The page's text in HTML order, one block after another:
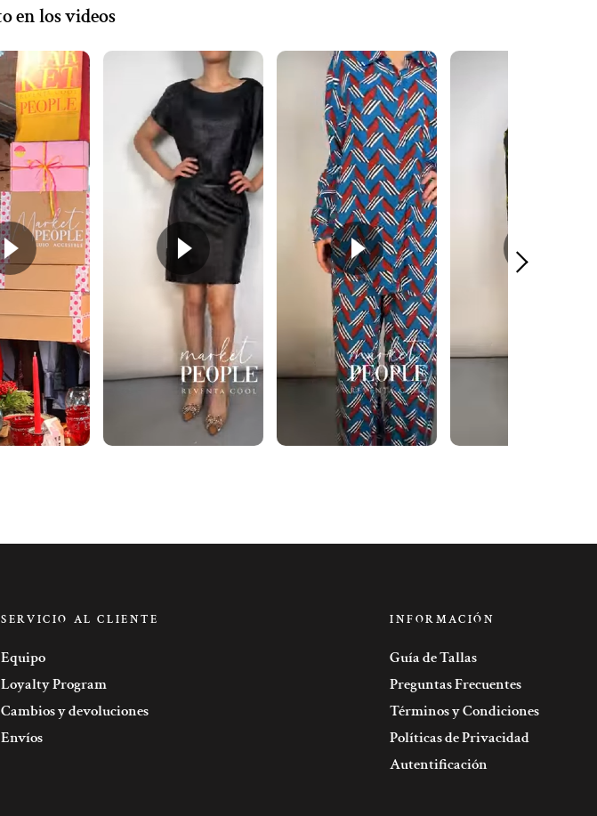
SERVICIO AL CLIENTE
Equipo
Loyalty Program
Cambios y devoluciones
Envíos
INFORMACIÓN
Guía de Tallas
Preguntas Frecuentes
Términos y Condiciones
Políticas de Privacidad
Autentificación